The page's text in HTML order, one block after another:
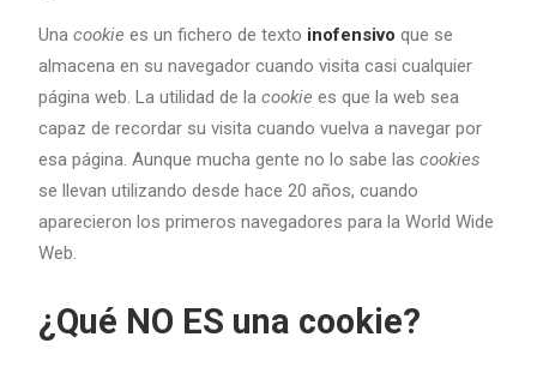
Una cookie es un fichero de texto inofensivo que se
almacena en su navegador cuando visita casi cualquier
página web. La utilidad de la cookie es que la web sea
capaz de recordar su visita cuando vuelva a navegar por
esa página. Aunque mucha gente no lo sabe las cookies
se llevan utilizando desde hace 20 años, cuando
aparecieron los primeros navegadores para la World Wide
Web.
¿Qué NO ES una cookie?